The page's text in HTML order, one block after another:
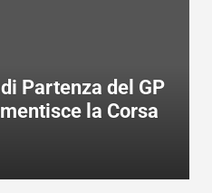
Partenza del GP
la Corsa